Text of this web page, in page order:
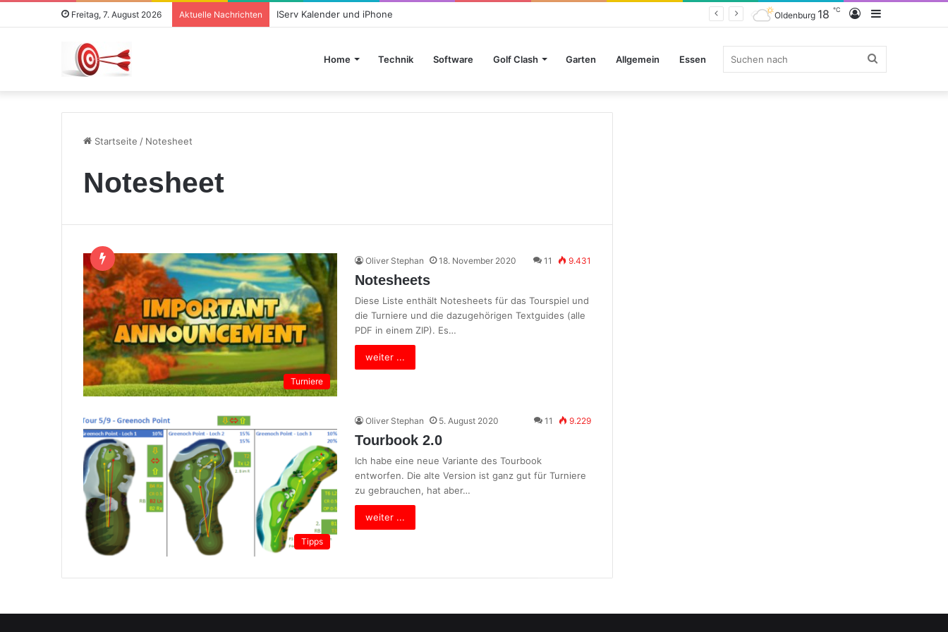
Freitag, 7. August 2026 Aktuelle Nachrichten IServ Kalender und iPhone Sidebar
Anmelden
Oldenburg 18 ℃
Home Technik Software Golf Clash Garten Allgemein Essen
Startseite / Notesheet
Notesheet
Turniere
Oliver Stephan 18. November 2020 11 9.431
Notesheets
Diese Liste enthält Notesheets für das Tourspiel und
die Turniere und die dazugehörigen Textguides (alle
PDF in einem ZIP). Es…
weiter ...
Tipps
Oliver Stephan 5. August 2020 11 9.229
Tourbook 2.0
Ich habe eine neue Variante des Tourbook
entworfen. Die alte Version ist ganz gut für Turniere
zu gebrauchen, hat aber…
weiter ...